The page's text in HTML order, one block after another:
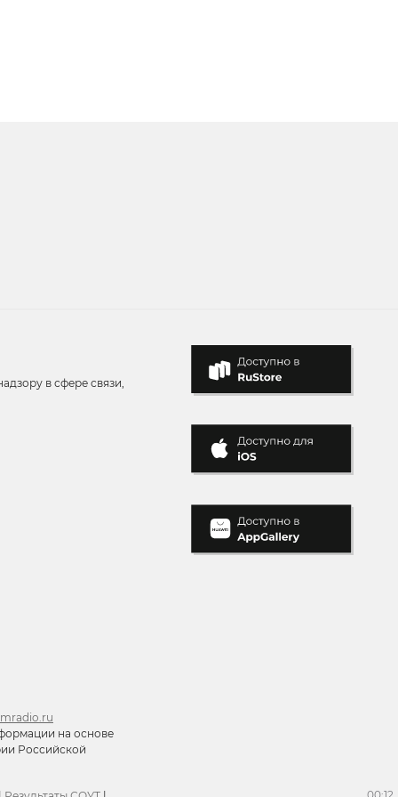
в сфере связи,
на основе
Российской